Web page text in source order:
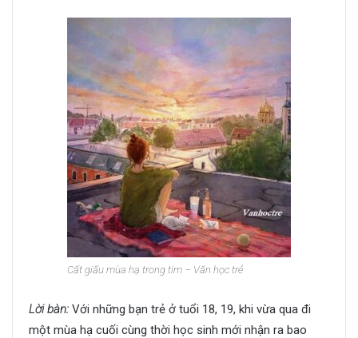
Cất giấu mùa hạ trong tim – Văn học trẻ
Lời bàn: Với những bạn trẻ ở tuổi 18, 19, khi vừa qua đi
một mùa hạ cuối cùng thời học sinh mới nhận ra bao